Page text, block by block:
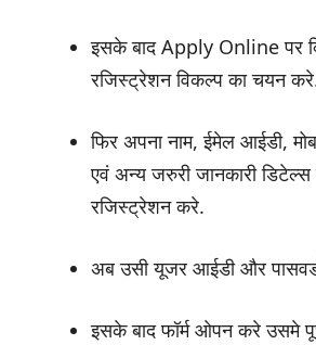
इसके बाद Apply Online पर
रजिस्ट्रेशन विकल्प का चयन
फिर अपना नाम, ईमेल आईडी,
एवं अन्य जरुरी जानकारी
रजिस्ट्रेशन करे.
अब उसी यूजर आईडी और
इसके बाद फॉर्म ओपन करे उसमे